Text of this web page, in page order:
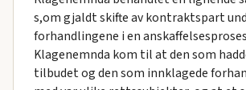
s,om gjaldt skifte av kontraktspart
forhandlingene i en
Klagenemnda kom til at den som
tilbudet og den som innklagede